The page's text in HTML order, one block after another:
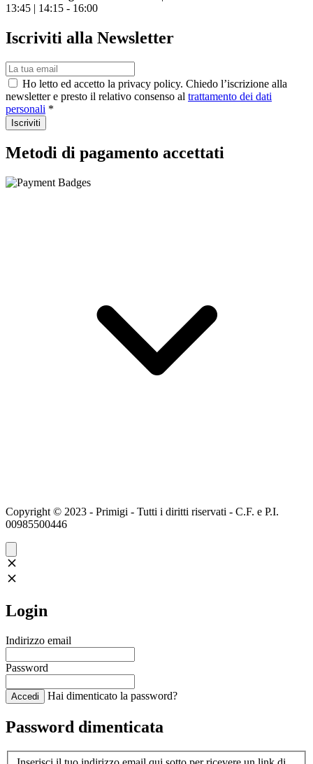
13:45 | 14:15 - 16:00
Iscriviti alla Newsletter
Ho letto ed accetto la privacy policy. Chiedo l’iscrizione alla
newsletter e presto il relativo consenso al trattamento dei dati
personali *
Iscriviti
Metodi di pagamento accettati
Copyright © 2023 - Primigi - Tutti i diritti riservati - C.F. e P.I.
00985500446
Login
Indirizzo email
Password
Accedi Hai dimenticato la password?
Password dimenticata